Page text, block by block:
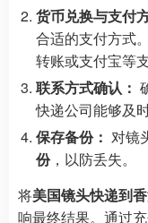
货币兑换与支付
合适的支付方式
转账或支付宝等
联系方式确认：
快递公司能够及
保存备份： 对镜
份，以防丢失。
将美国镜头快递到
响最终结果。通过